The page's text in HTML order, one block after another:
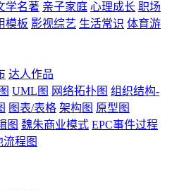
学名著 亲子家庭 心理成长 职场
模板 影视综艺 生活常识 体育游
达人作品
UML图 网络拓扑图 组织结构-
图表/表格 架构图 原型图
图 魏朱商业模式 EPC事件过程
流程图